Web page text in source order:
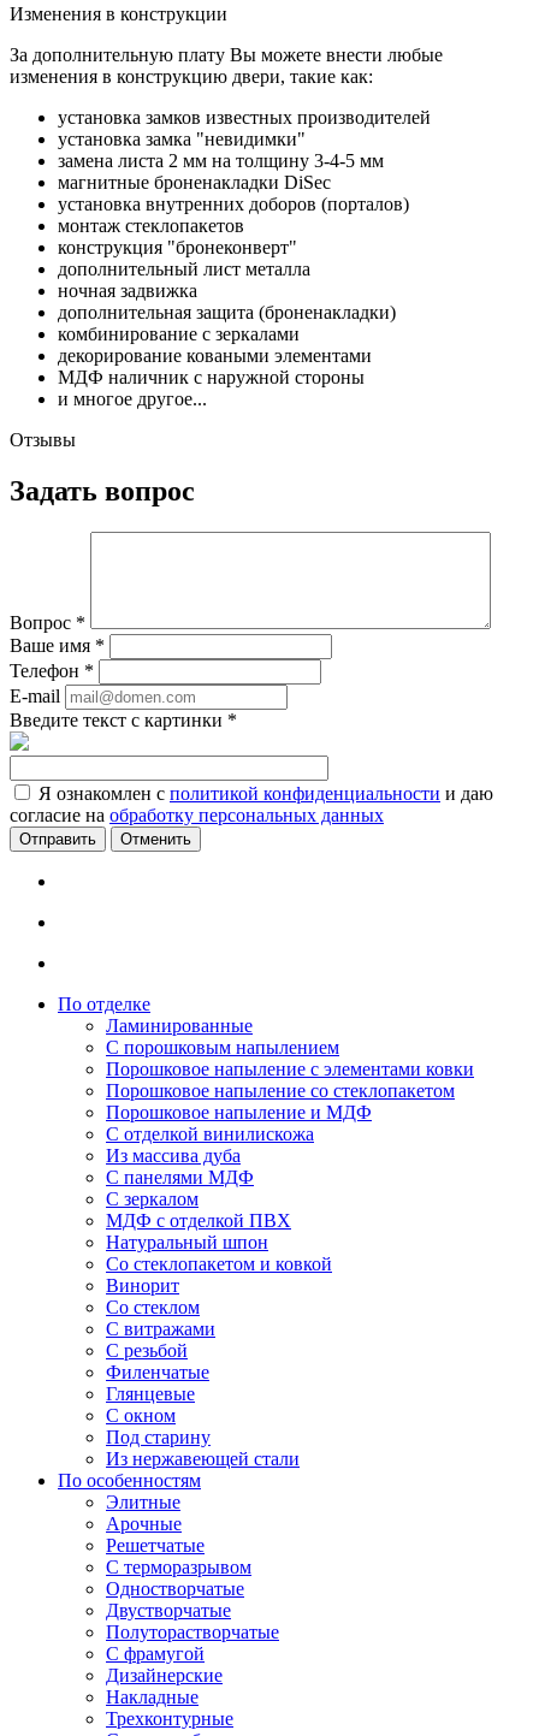
Изменения в конструкции
За дополнительную плату Вы можете внести любые
изменения в конструкцию двери, такие как:
установка замков известных производителей
установка замка "невидимки"
замена листа 2 мм на толщину 3-4-5 мм
магнитные броненакладки DiSec
установка внутренних доборов (порталов)
монтаж стеклопакетов
конструкция "бронеконверт"
дополнительный лист металла
ночная задвижка
дополнительная защита (броненакладки)
комбинирование с зеркалами
декорирование коваными элементами
МДФ наличник с наружной стороны
и многое другое...
Отзывы
Задать вопрос
Вопрос *
Ваше имя *
Телефон *
E-mail
Введите текст с картинки *
Я ознакомлен с политикой конфиденциальности и даю
согласие на обработку персональных данных
Отменить
По отделке
Ламинированные
С порошковым напылением
Порошковое напыление с элементами ковки
Порошковое напыление со стеклопакетом
Порошковое напыление и МДФ
С отделкой винилискожа
Из массива дуба
С панелями МДФ
С зеркалом
МДФ с отделкой ПВХ
Натуральный шпон
Со стеклопакетом и ковкой
Винорит
Со стеклом
С витражами
С резьбой
Филенчатые
Глянцевые
С окном
Под старину
Из нержавеющей стали
По особенностям
Элитные
Арочные
Решетчатые
С терморазрывом
Одностворчатые
Двустворчатые
Полуторастворчатые
С фрамугой
Дизайнерские
Накладные
Трехконтурные